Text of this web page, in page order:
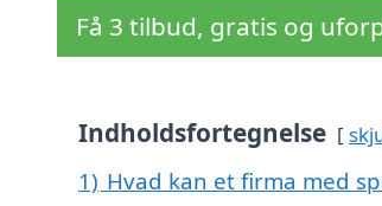
Få 3 tilbud, gratis og
Indholdsfortegnelse
1) Hvad kan et firma med